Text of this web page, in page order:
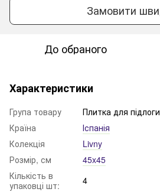
Замовити
До обраного
Характеристики
Група товару
Плитка для підлоги
Країна
Іспанія
Колекція
Livny
Розмір, см
45x45
Кількість в
упаковці шт:
4